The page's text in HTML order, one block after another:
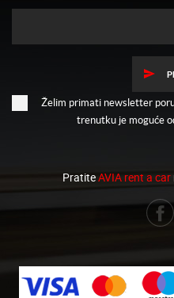
Želim primati newsletter
trenutku je moguće
PratiteAVIA rent a car